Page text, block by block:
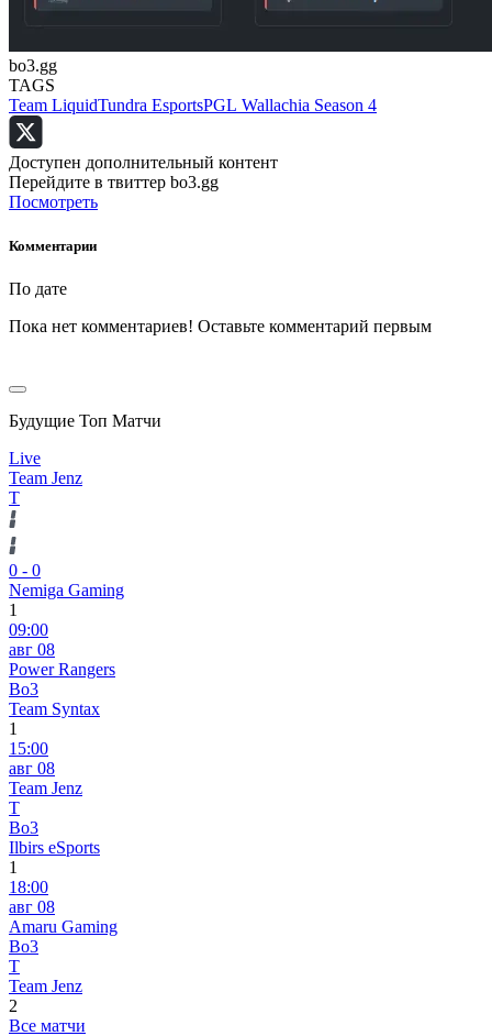
bo3.gg
TAGS
Team LiquidTundra EsportsPGL Wallachia Season 4
Доступен дополнительный контент
Перейдите в твиттер bo3.gg
Посмотреть
Комментарии
По дате
Пока нет комментариев! Оставьте комментарий первым
Будущие Топ Матчи
Live
Team Jenz
T
0 - 0
Nemiga Gaming
1
09:00
авг 08
Power Rangers
Bo3
Team Syntax
1
15:00
авг 08
Team Jenz
T
Bo3
Ilbirs eSports
1
18:00
авг 08
Amaru Gaming
Bo3
T
Team Jenz
2
Все матчи